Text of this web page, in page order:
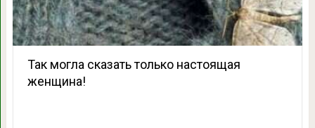
Так могла сказать только настоящая
женщина!